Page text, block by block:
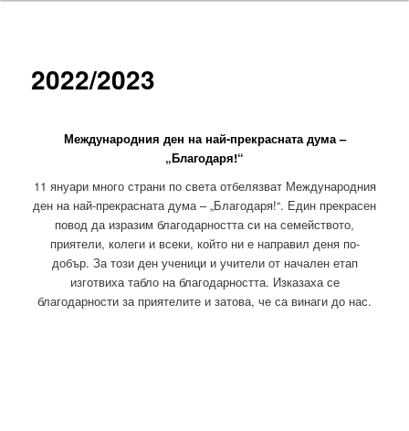
2022/2023
Международния ден на най-прекрасната дума –
„Благодаря!“
11 януари много страни по света отбелязват Международния
ден на най-прекрасната дума – „Благодаря!“. Един прекрасен
повод да изразим благодарността си на семейството,
приятели, колеги и всеки, който ни е направил деня по-
добър. За този ден ученици и учители от начален етап
изготвиха табло на благодарността. Изказаха се
благодарности за приятелите и затова, че са винаги до нас.